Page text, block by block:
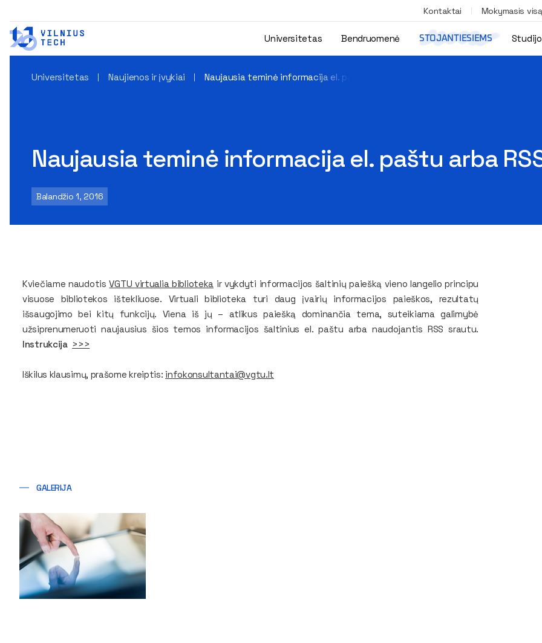
Kontaktai Mokymasis
Universitetas Bendruomenė STOJANTIESIEMS
Universitetas Naujienos ir įvykiai Naujausia teminė informacija el. paštu arba RSS srautu
Naujausia teminė informacija el. paštu arba
Balandžio 1, 2016
Kviečiame naudotisVGTU virtualia biblioteka ir vykdyti informacijos šaltinių paiešką vieno langelio principu
visuose bibliotekos ištekliuose. Virtuali biblioteka turi daug įvairių informacijos paieškos, rezultatų
išsaugojimo bei kitų funkcijų. Viena iš jų – atlikus paiešką dominančia tema, suteikiama galimybė
užsiprenumeruoti naujausius šios temos informacijos šaltinius el. paštu arba naudojantis RSS srautu.
Instrukcija >>>
Iškilus klausimų, prašome kreiptis: infokonsultantai@vgtu.lt
GALERIJA